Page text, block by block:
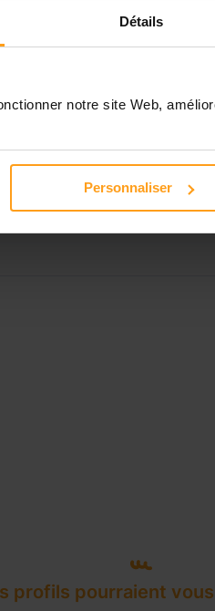
Détails
notre site Web,
Personnaliser
Océane ?
profils pourraient